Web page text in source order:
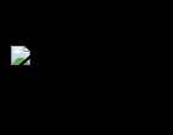
contenu